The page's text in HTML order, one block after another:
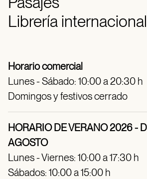
Librería internacional
Horario comercial
Lunes - Sábado: 10:00 a 20:30 h
Domingos y festivos cerrado
HORARIO DE VERANO 2026 -
AGOSTO
Lunes - Viernes: 10:00 a 17:30 h
Sábados: 10:00 a 15:00 h